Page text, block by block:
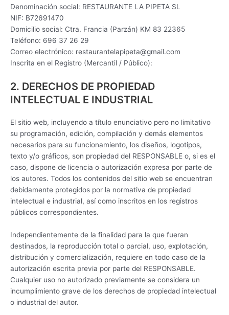
Denominación social: RESTAURANTE LA PIPETA SL
NIF: B72691470
Domicilio social: Ctra. Francia (Parzán) KM 83 22365
Teléfono: 696 37 26 29
Correo electrónico: restaurantelapipeta@gmail.com
Inscrita en el Registro (Mercantil / Público):
2. DERECHOS DE PROPIEDAD
INTELECTUAL E INDUSTRIAL
El sitio web, incluyendo a título enunciativo pero no limitativo
su programación, edición, compilación y demás elementos
necesarios para su funcionamiento, los diseños, logotipos,
texto y/o gráficos, son propiedad del RESPONSABLE o, si es el
caso, dispone de licencia o autorización expresa por parte de
los autores. Todos los contenidos del sitio web se encuentran
debidamente protegidos por la normativa de propiedad
intelectual e industrial, así como inscritos en los registros
públicos correspondientes.
Independientemente de la finalidad para la que fueran
destinados, la reproducción total o parcial, uso, explotación,
distribución y comercialización, requiere en todo caso de la
autorización escrita previa por parte del RESPONSABLE.
Cualquier uso no autorizado previamente se considera un
incumplimiento grave de los derechos de propiedad intelectual
o industrial del autor.